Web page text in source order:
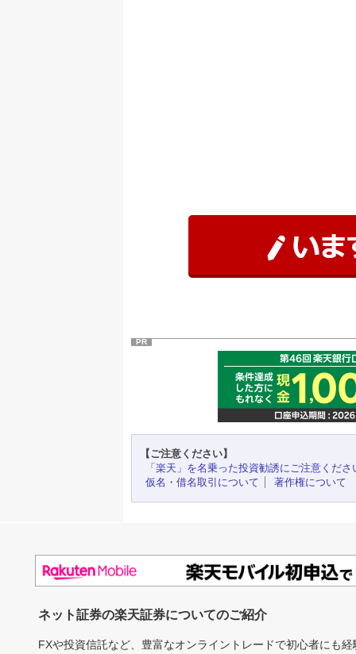
PR
【ご注意ください】
「楽天」を名乗った投資勧誘にご注意くださ
仮名・借名取引について
著作権について
ネット証券の楽天証券についてのご紹介
FXや投資信託など、豊富なオンライントレードで初心者にも